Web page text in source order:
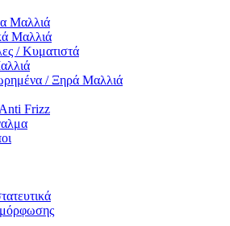
Μαλλιά
Μαλλιά
/ Κυματιστά
/ Ξηρά Μαλλιά
Frizz